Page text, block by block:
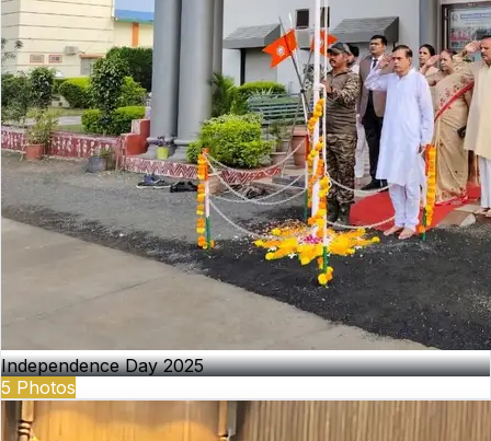
Independence Day 2025
5 Photos